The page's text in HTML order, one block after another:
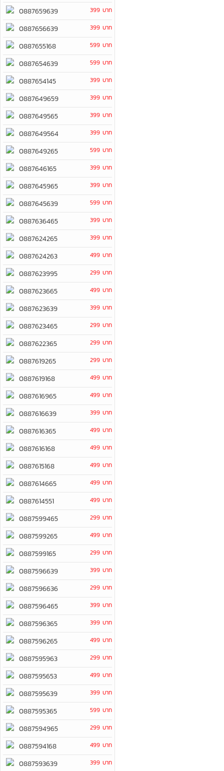
0887659639 399 บาท
0887656639 399 บาท
0887655168 599 บาท
0887654639 599 บาท
0887654145 399 บาท
0887649659 399 บาท
0887649565 399 บาท
0887649564 399 บาท
0887649265 599 บาท
0887646165 399 บาท
0887645965 399 บาท
0887645639 599 บาท
0887636465 399 บาท
0887624265 399 บาท
0887624263 499 บาท
0887623995 299 บาท
0887623665 499 บาท
0887623639 399 บาท
0887623465 299 บาท
0887622365 299 บาท
0887619265 299 บาท
0887619168 499 บาท
0887616965 499 บาท
0887616639 399 บาท
0887616365 499 บาท
0887616168 499 บาท
0887615168 499 บาท
0887614665 499 บาท
0887614551 499 บาท
0887599465 299 บาท
0887599265 499 บาท
0887599165 299 บาท
0887596639 399 บาท
0887596636 299 บาท
0887596465 399 บาท
0887596365 399 บาท
0887596265 499 บาท
0887595963 299 บาท
0887595653 499 บาท
0887595639 399 บาท
0887595365 599 บาท
0887594965 299 บาท
0887594168 499 บาท
0887593639 399 บาท